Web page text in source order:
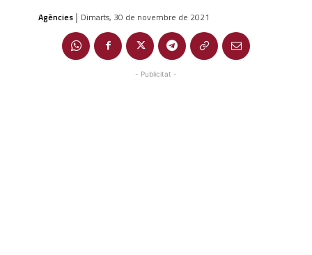
Agències | Dimarts, 30 de novembre de 2021
- Publicitat -